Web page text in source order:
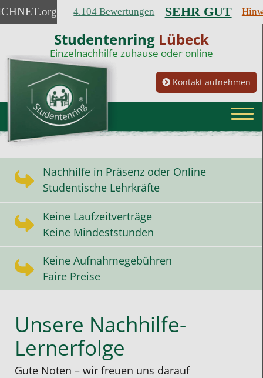
.org 4.104 Bewertungen SEHR GUT
Studentenring Lübeck
Einzelnachhilfe zuhause oder online
Kontakt aufnehmen
Nachhilfe in Präsenz oder Online
Studentische Lehrkräfte
Keine Laufzeitverträge
Keine Mindeststunden
Keine Aufnahmegebühren
Faire Preise
Unsere Nachhilfe-
Lernerfolge
Gute Noten – wir freuen uns darauf